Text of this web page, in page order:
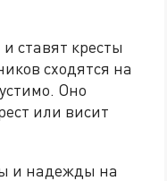
ставят кресты
сходятся на
Оно
или висит
и надежды на